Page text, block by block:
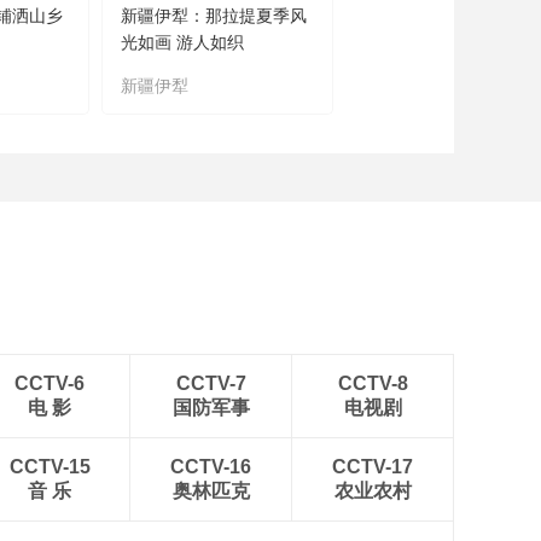
洒山乡
新疆伊犁：那拉提夏季风
光如画 游人如织
新疆伊犁
CCTV-6
电 影
CCTV-7
国防军事
CCTV-8
电视剧
CCTV-15
音 乐
CCTV-16
奥林匹克
CCTV-17
农业农村